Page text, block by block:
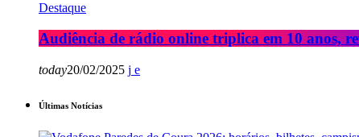
Destaque
Audiência de rádio online triplica em 10 anos,
today20/02/2025
Últimas Notícias